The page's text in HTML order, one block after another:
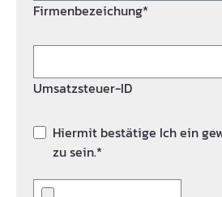
Firmenbezeichung*
Umsatzsteuer-ID
Hiermit bestätige Ich ein
zu sein.*